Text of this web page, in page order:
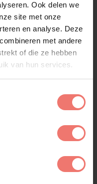
Ook delen we
site met onze
en analyse. Deze
met andere
of die ze hebben
van hun services.